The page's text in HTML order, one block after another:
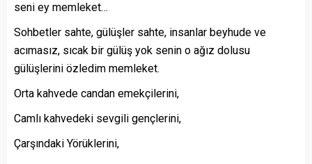
seni ey memleket…
Sohbetler sahte, gülüşler sahte, insanlar beyhude ve
acımasız, sıcak bir gülüş yok senin o ağız dolusu
gülüşlerini özledim memleket.
Orta kahvede candan emekçilerini,
Camlı kahvedeki sevgili gençlerini,
Çarşındaki Yörüklerini,